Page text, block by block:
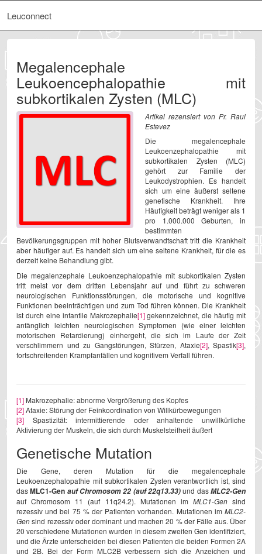
Leuconnect
Megalencephale
Leukoencephalopathie mit
subkortikalen Zysten (MLC)
Artikel rezensiert von Pr. Raul
Estevez
Die megalencephale
Leukoenzephalopathie mit
subkortikalen Zysten (MLC)
gehört zur Familie der
Leukodystrophien. Es handelt
sich um eine äußerst seltene
genetische Krankheit. Ihre
Häufigkeit beträgt weniger als 1
pro 1.000.000 Geburten, in
bestimmten
Bevölkerungsgruppen mit hoher Blutsverwandtschaft tritt die Krankheit
aber häufiger auf. Es handelt sich um eine seltene Krankheit, für die es
derzeit keine Behandlung gibt.
Die megalenzephale Leukoenzephalopathie mit subkortikalen Zysten
tritt meist vor dem dritten Lebensjahr auf und führt zu schweren
neurologischen Funktionsstörungen, die motorische und kognitive
Funktionen beeinträchtigen und zum Tod führen können. Die Krankheit
ist durch eine infantile Makrozephalie[1]gekennzeichnet, die häufig mit
anfänglich leichten neurologischen Symptomen (wie einer leichten
motorischen Retardierung) einhergeht, die sich im Laufe der Zeit
verschlimmern und zu Gangstörungen, Stürzen, Ataxie[2], Spastik[3],
fortschreitenden Krampfanfällen und kognitivem Verfall führen.
[1] Makrozephalie: abnorme Vergrößerung des Kopfes
[2]Ataxie: Störung der Feinkoordination von Willkürbewegungen
[3] Spastizität: intermittierende oder anhaltende unwillkürliche
Aktivierung der Muskeln, die sich durch Muskelsteifheit äußert
Genetische Mutation
Die Gene, deren Mutation für die megalencephale
Leukoenzephalopathie mit subkortikalen Zysten verantwortlich ist, sind
dasMLC1-Gen auf Chromosom 22 (auf 22q13.33)und dasMLC2-Gen
auf Chromosom 11 (auf 11q24.2). Mutationen im MLC1-Gensind
rezessiv und bei 75 % der Patienten vorhanden. Mutationen im MLC2-
Gensind rezessiv oder dominant und machen 20 % der Fälle aus. Über
20 verschiedene Mutationen wurden in diesem zweiten Gen identifiziert,
und die Ärzte unterscheiden bei diesen Patienten die beiden Formen 2A
und 2B. Bei der Form MLC2B verbessern sich die Anzeichen und